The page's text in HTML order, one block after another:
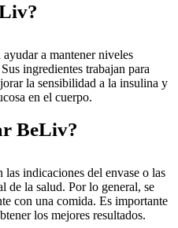
a mantener niveles
ingredientes trabajan para
la sensibilidad a la insulina y
en el cuerpo.
BeLiv?
indicaciones del envase o las
de la salud. Por lo general, se
con una comida. Es importante
los mejores resultados.